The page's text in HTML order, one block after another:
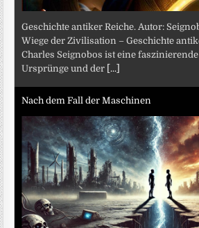
Geschichte antiker Reiche. Autor:
Wiege der Zivilisation – Geschichte
Charles Seignobos ist eine
Ursprünge und der [...]
Nach dem Fall der Maschinen